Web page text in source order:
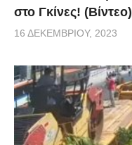
στο Γκίνες! (Βίντεο)
16 ΔΕΚΕΜΒΡΊΟΥ, 2023